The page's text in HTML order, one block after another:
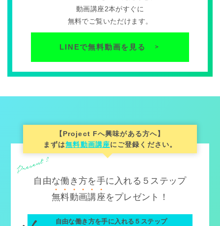
動画講座2本がすぐに
無料でご覧いただけます。
LINEで無料動画を見る ＞
【Project Fへ興味がある方へ】
まずは無料動画講座にご登録ください。
自由な働き方を手に入れる５ステップ
無料動画講座をプレゼント！
自由な働き方を手に入れる５ステップ